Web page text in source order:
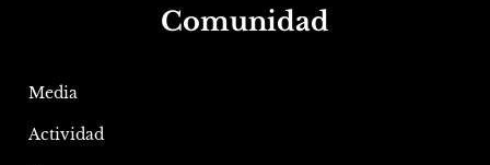
Comunidad
Media
Actividad